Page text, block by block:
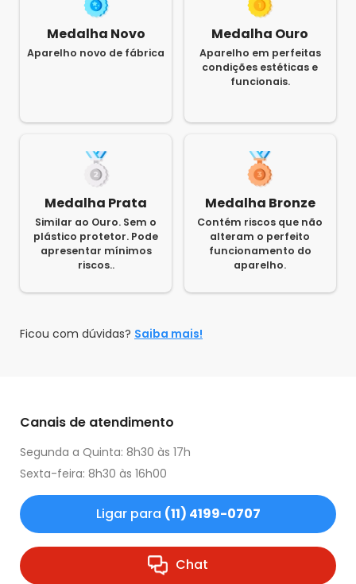
Medalha Novo
Aparelho novo de fábrica
Medalha Ouro
Aparelho em perfeitas
condições estéticas e
funcionais.
Medalha Prata
Similar ao Ouro. Sem o
plástico protetor. Pode
apresentar mínimos
riscos..
Medalha Bronze
Contém riscos que não
alteram o perfeito
funcionamento do
aparelho.
Ficou com dúvidas? Saiba mais!
Canais de atendimento
Segunda a Quinta: 8h30 às 17h
Sexta-feira: 8h30 às 16h00
Ligar para (11) 4199-0707
Chat